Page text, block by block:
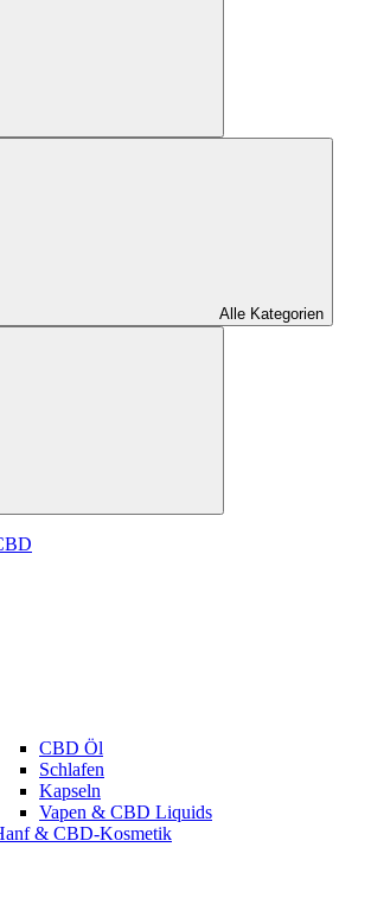
Alle Kategorien
CBD Öl
Schlafen
Kapseln
Vapen & CBD Liquids
& CBD-Kosmetik